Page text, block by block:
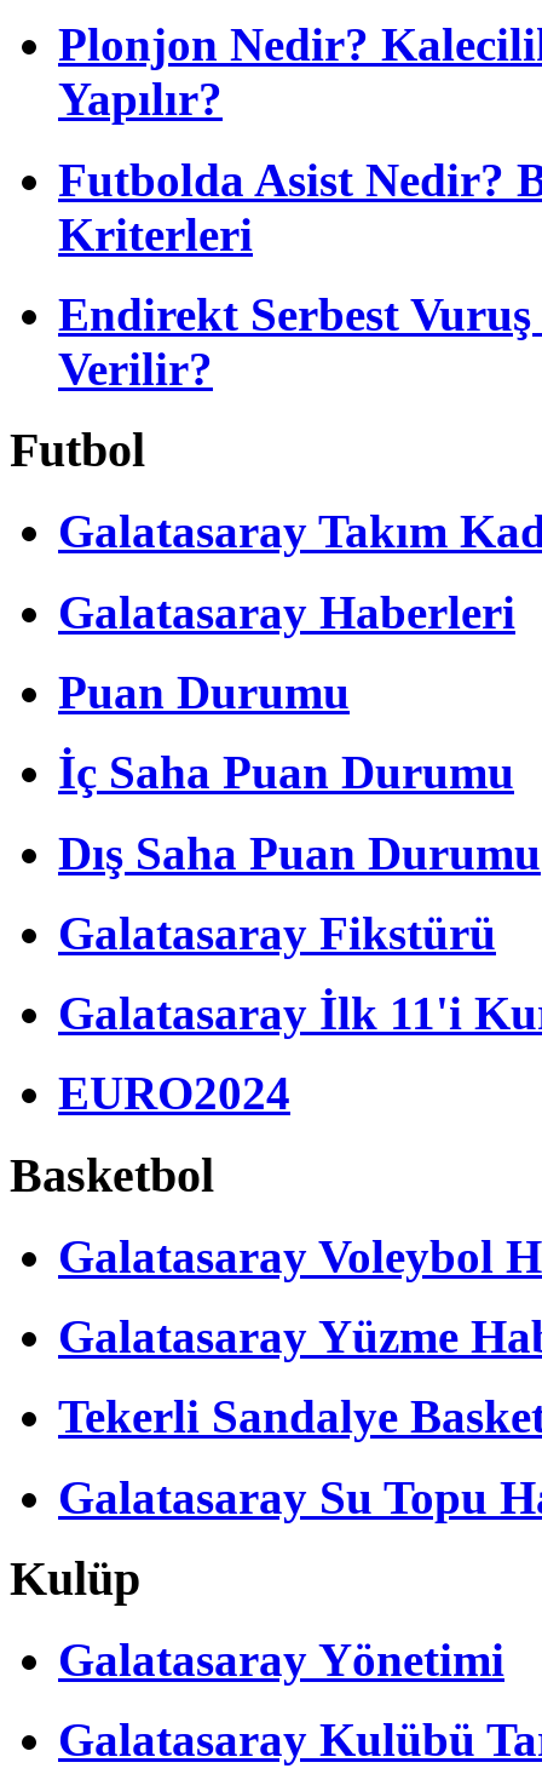
Plonjon Nedir?
Yapılır?
Futbolda Asist Nedir?
Kriterleri
Endirekt Serbest
Verilir?
Futbol
Galatasaray Takım
Galatasaray Haberleri
Puan Durumu
İç Saha Puan Durumu
Dış Saha Puan Durumu
Galatasaray Fikstürü
Galatasaray İlk 11'i
EURO2024
Basketbol
Galatasaray Voleybol
Galatasaray Yüzme
Tekerli Sandalye
Galatasaray Su Topu
Kulüp
Galatasaray Yönetimi
Galatasaray Kulübü